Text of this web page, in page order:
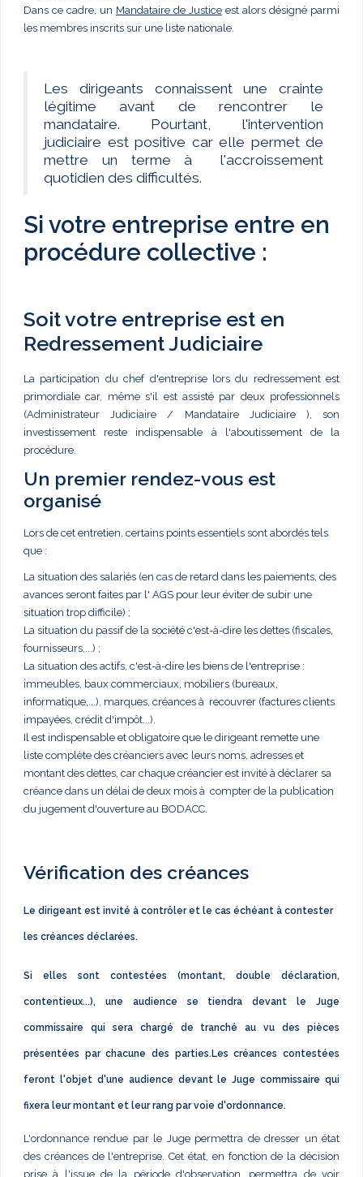
Dans ce cadre, un Mandataire de Justice est alors désigné parmi
les membres inscrits sur une liste nationale.
Les dirigeants connaissent une crainte
légitime avant de rencontrer le
mandataire. Pourtant, l'intervention
judiciaire est positive car elle permet de
mettre un terme à l'accroissement
quotidien des difficultés.
Si votre entreprise entre en
procédure collective :
Soit votre entreprise est en
Redressement Judiciaire
La participation du chef d'entreprise lors du redressement est
primordiale car, même s'il est assisté par deux professionnels
(Administrateur Judiciaire / Mandataire Judiciaire ), son
investissement reste indispensable à l'aboutissement de la
procédure.
Un premier rendez-vous est
organisé
Lors de cet entretien, certains points essentiels sont abordés tels
que :
La situation des salariés (en cas de retard dans les paiements, des
avances seront faites par l' AGS pour leur éviter de subir une
situation trop difficile) ;
La situation du passif de la société c'est-à-dire les dettes (fiscales,
fournisseurs,...) ;
La situation des actifs, c'est-à-dire les biens de l'entreprise :
immeubles, baux commerciaux, mobiliers (bureaux,
informatique,...), marques, créances à recouvrer (factures clients
impayées, crédit d'impôt...).
Il est indispensable et obligatoire que le dirigeant remette une
liste complète des créanciers avec leurs noms, adresses et
montant des dettes, car chaque créancier est invité à déclarer sa
créance dans un délai de deux mois à compter de la publication
du jugement d'ouverture au BODACC.
Vérification des créances
Le dirigeant est invité à contrôler et le cas échéant à contester
les créances déclarées.
Si elles sont contestées (montant, double déclaration,
contentieux...), une audience se tiendra devant le Juge
commissaire qui sera chargé de tranché au vu des pièces
présentées par chacune des parties.Les créances contestées
feront l'objet d'une audience devant le Juge commissaire qui
fixera leur montant et leur rang par voie d'ordonnance.
L'ordonnance rendue par le Juge permettra de dresser un état
des créances de l'entreprise. Cet état, en fonction de la décision
prise à l'issue de la période d'observation, permettra de voir